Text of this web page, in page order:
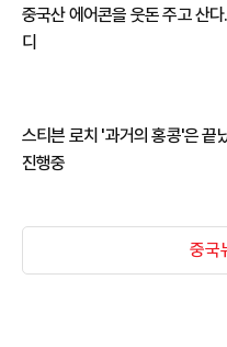
중국산 에어콘을 웃돈 주고 산
디
스티븐 로치 '과거의 홍콩'은 끝
진행중
중국